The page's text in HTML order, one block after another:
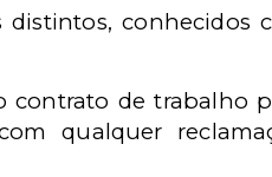
distintos, conhecidos
contrato de trabalho
qualquer